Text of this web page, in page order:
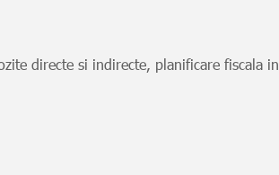
directe si indirecte, planificare